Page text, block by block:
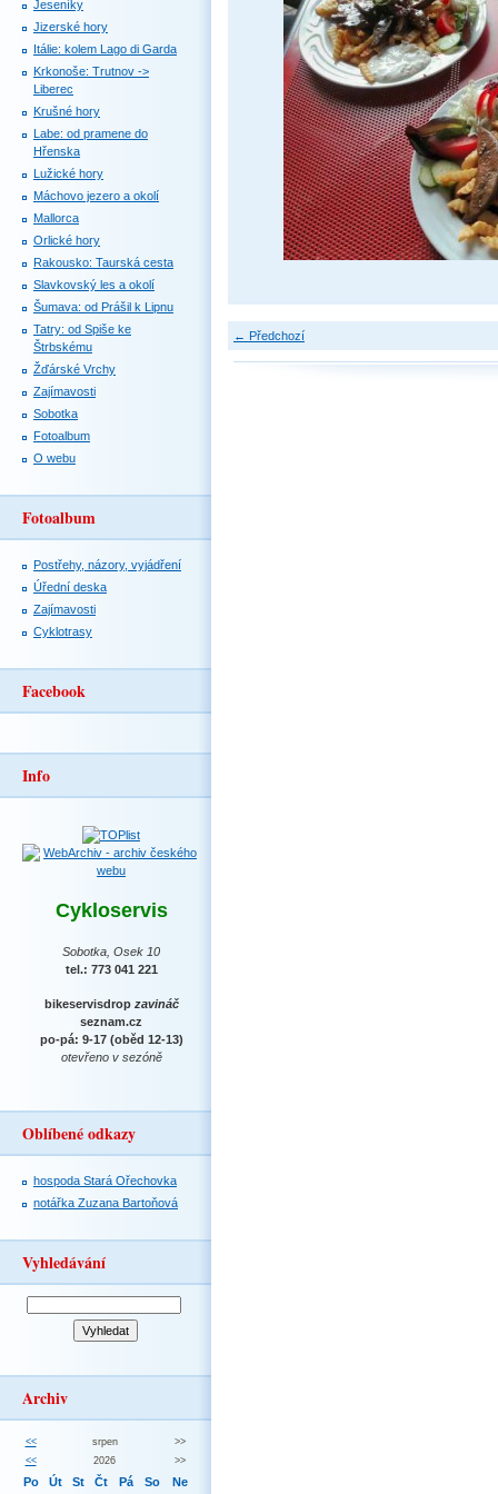
← Předchozí
Jeseníky
Jizerské hory
Itálie: kolem Lago di Garda
Krkonoše: Trutnov ->
Liberec
Krušné hory
Labe: od pramene do
Hřenska
Lužické hory
Máchovo jezero a okolí
Mallorca
Orlické hory
Rakousko: Taurská cesta
Slavkovský les a okolí
Šumava: od Prášil k Lipnu
Tatry: od Spiše ke
Štrbskému
Žďárské Vrchy
Zajímavosti
Sobotka
Fotoalbum
O webu
Fotoalbum
Postřehy, názory, vyjádření
Úřední deska
Zajímavosti
Cyklotrasy
Facebook
Info
Cykloservis
Sobotka, Osek 10
tel.: 773 041 221
bikeservisdrop zavináč
seznam.cz
po-pá: 9-17 (oběd 12-13)
otevřeno v sezóně
Oblíbené odkazy
hospoda Stará Ořechovka
notářka Zuzana Bartoňová
Vyhledávání
Archiv
<< srpen
>>
<<
2026 >>
Po Út St Čt Pá So Ne